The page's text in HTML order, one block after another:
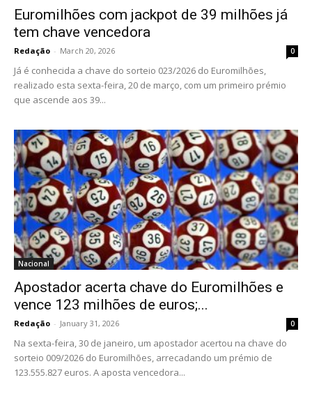
Euromilhões com jackpot de 39 milhões já
tem chave vencedora
Redação - March 20, 2026 0
Já é conhecida a chave do sorteio 023/2026 do Euromilhões,
realizado esta sexta-feira, 20 de março, com um primeiro prémio
que ascende aos 39...
Nacional
Apostador acerta chave do Euromilhões e
vence 123 milhões de euros;...
Redação - January 31, 2026 0
Na sexta-feira, 30 de janeiro, um apostador acertou na chave do
sorteio 009/2026 do Euromilhões, arrecadando um prémio de
123.555.827 euros. A aposta vencedora...